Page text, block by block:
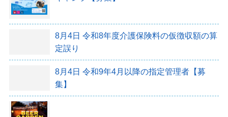
8月4日 令和8年度介護保険料の仮徴収額の算
定誤り
8月4日 令和9年4月以降の指定管理者【募
集】